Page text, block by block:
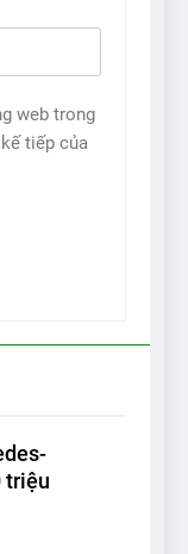
web trong
tiếp của
triệu